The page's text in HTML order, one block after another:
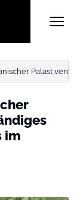
Palast
im